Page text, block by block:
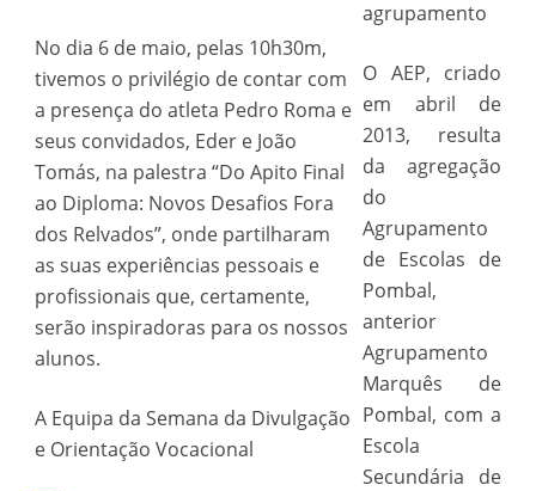
No dia 6 de maio, pelas 10h30m,
tivemos o privilégio de contar com
a presença do atleta Pedro Roma e
seus convidados, Eder e João
Tomás, na palestra “Do Apito Final
ao Diploma: Novos Desafios Fora
dos Relvados”, onde partilharam
as suas experiências pessoais e
profissionais que, certamente,
serão inspiradoras para os nossos
alunos.
A Equipa da Semana da Divulgação
e Orientação Vocacional
O AEP, criado
em abril de
2013, resulta
da agregação
do
Agrupamento
de Escolas de
Pombal,
anterior
Agrupamento
Marquês de
Pombal, com a
Escola
Secundária de